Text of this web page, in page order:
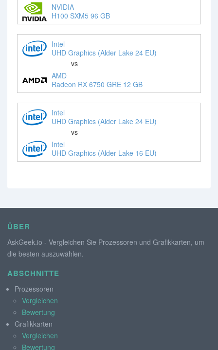
NVIDIA
H100 SXM5 96 GB
Intel
UHD Graphics (Alder Lake 24 EU)
vs
AMD
Radeon RX 6750 GRE 12 GB
Intel
UHD Graphics (Alder Lake 24 EU)
vs
Intel
UHD Graphics (Alder Lake 16 EU)
ÜBER
AskGeek.io - Vergleichen Sie Prozessoren und Grafikkarten, um
die besten auszuwählen.
ABSCHNITTE
Prozessoren
Vergleichen
Bewertung
Grafikkarten
Vergleichen
Bewertung